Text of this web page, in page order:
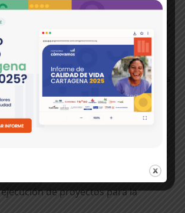
lo urgente como lo estructural
buen Plan de Desarrollo. Sobre esto,
Departamento Nacional de
que, en el momento de la
escuche y se incluyan las
todos los sectores de la ciudad, pues
veces, la persona que queda
no conoce su territorio o hace un
no corresponde a su ciudad. Quien
de Cartagena debe hacerlo sobre
Guerra afirmó que es
la capacidad institucional de
de proyectos para la